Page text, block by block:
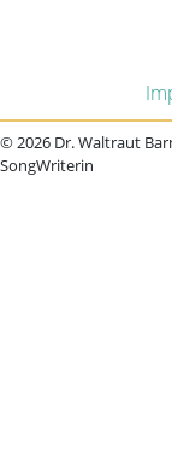
© 2026 Dr. Waltraut
SongWriterin